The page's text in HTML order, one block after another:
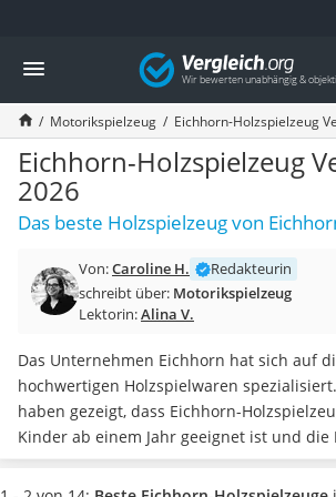
Die beliebtesten Vergleiche nach Kategorie
Freizeit & Sport
Gartentrampolin
Trampolin
Metalldetektor
Eufab-Fahrradträger
Trampolin 366 cm
Fahrradschloss
Futterboot
Air Bike
Trekkingschuhe Herren
Reisetasche mit Rollen
Klimmzugstation
Koffer
Nachtsichtgerät
Vergleich
Motorikspielzeug Eichhorn-Holzspielzeug
Eichhorn-Holzspielzeug
2026
Das beste Holzspielzeug von
Von:Caroline H.
Redakteurin
schreibt über: Motorikspielzeug
Lektorin:Alina V.
Das Unternehmen Eichhorn hat sich auf
hochwertigen Holzspielwaren
haben gezeigt, dass Eichhorn-
Kinder ab einem Jahr geeignet ist und die
die Augen-Hand-Koordination deutlich
Wählen Sie jetzt Eichhorn-Holzspielzeug